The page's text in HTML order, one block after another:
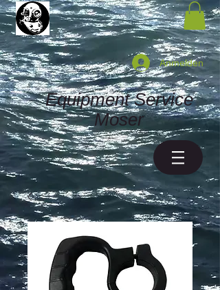
Anmelden
Equipment Service
Moser